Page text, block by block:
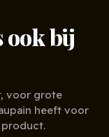
ook bij
voor grote
heeft voor
product.